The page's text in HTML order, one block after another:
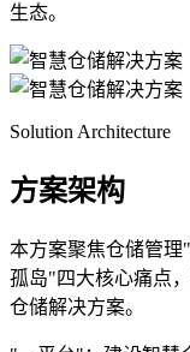
生态。
Solution Architecture
方案架构
本方案聚焦仓储管
孤岛"四大核心痛点
仓储解决方案。